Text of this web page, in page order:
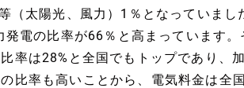
（太陽光、風力）1％となっていまし
電の比率が66％と高まっています
率は28%と全国でもトップであり、
比率も高いことから、電気料金は全